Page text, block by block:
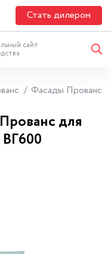
Стать дилером
сайт
Фасады Прованс
для